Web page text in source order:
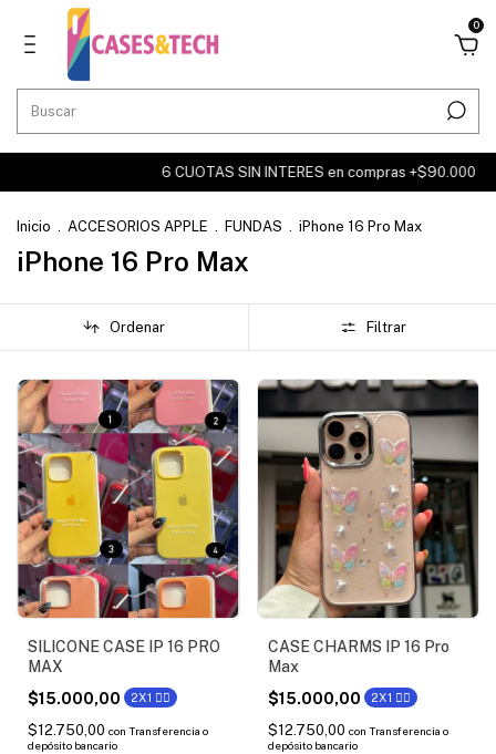
0
6 CUOTAS SIN INTERES en compras +$90.000 6
Inicio . ACCESORIOS APPLE . FUNDAS . iPhone 16 Pro Max
iPhone 16 Pro Max
Ordenar Filtrar
SILICONE CASE IP 16 PRO
MAX
$15.000,00
2X1 ❤️‍🔥
$12.750,00 con Transferencia o
depósito bancario
CASE CHARMS IP 16 Pro
Max
$15.000,00
2X1 ❤️‍🔥
$12.750,00 con Transferencia o
depósito bancario